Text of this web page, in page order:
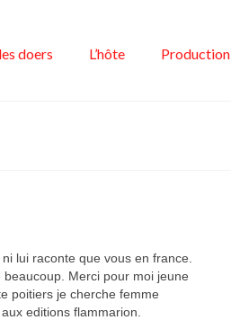
doers L’hôte Production
lui raconte que vous en france.
beaucoup. Merci pour moi jeune
poitiers je cherche femme
editions flammarion.